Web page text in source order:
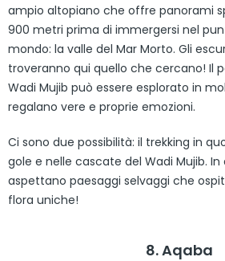
ampio altopiano che offre panorami
900 metri prima di immergersi nel
mondo: la valle del Mar Morto. Gli
troveranno qui quello che cercano! Il
Wadi Mujib può essere esplorato in
regalano vere e proprie emozioni.
Ci sono due possibilità: il trekking in
gole e nelle cascate del Wadi Mujib. In
aspettano paesaggi selvaggi che
flora uniche!
8. Aqaba